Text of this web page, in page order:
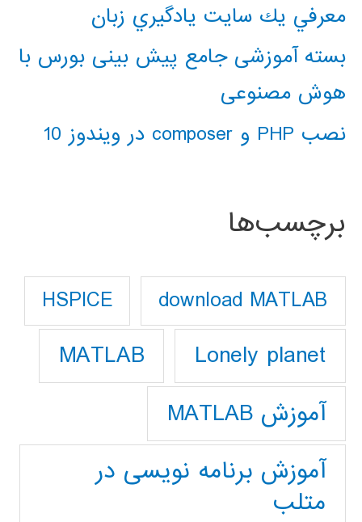
معرفي يك سايت يادگيري زبان
بسته آموزشی جامع پیش بینی بورس با
هوش مصنوعی
نصب PHP و composer در ویندوز 10
برچسب‌ها
download MATLAB
HSPICE
Lonely planet
MATLAB
آموزش MATLAB
آموزش برنامه نویسی در
متلب